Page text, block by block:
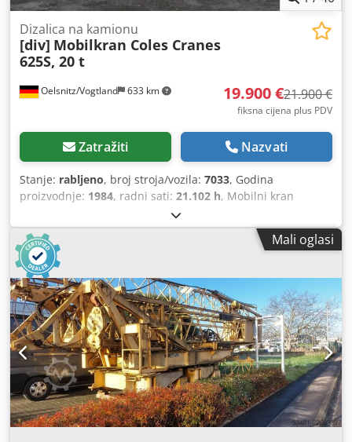
Oelsnitz/Vogtland 633 km
Dizalica na kamionu
[div] Mobilkran Coles Cranes
625S, 20 t
19.900 €21.900 €
fiksna cijena plus PDV
Zatražiti Nazvati
Stanje: rabljeno, broj stroja/vozila: 7033, Godina
proizvodnje: 1984, radni sati: 21.102 h, Mobilni kran
proizvođača Coles Cranes Tip 625S Godina proizvodnje
1984., 21102 sata, očitano prema satu, maks. nosivost:
20000 kg na 3 m, nosivost 1700 kg pri maks. domet od 18
m, podnožje za oslanjanje 5,9 x 5,9, ukupna masa krana
22.400 kg, dimenzije za transport 10,86 m x 2,5 m x 4,0 m,
kut okretanja 360°, raspored kotača 4x4, Chedpfozcbmisx
Akcea hidraulično ovjes, obujam motora 6086 cm³, snaga:
89 kW (121 KS) pri 2500 o/min, motor: 6-cilindrični Deutz
dizelski motor, s vodenim hlađenjem, mjenjač: automatski
mjenjač u 4 stupnja, gume: 385/95R 24, profil sprijeda 21
mm, straga 18 mm, dodatne informacije i fotografije
dostupne na zahtjev, ovo opis nije obvezujuća ponuda i
može sadržavati pogreške, ne preuzimamo odgovornost za
točnost svih navedenih podataka.
Mali oglasi